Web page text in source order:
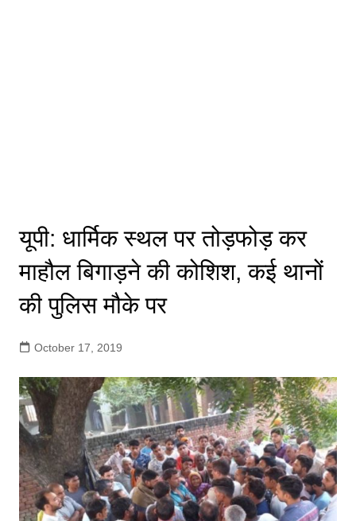
यूपी: धार्मिक स्थल पर तोड़फोड़ कर
माहौल बिगाड़ने की कोशिश, कई थानों
की पुलिस मौके पर
October 17, 2019